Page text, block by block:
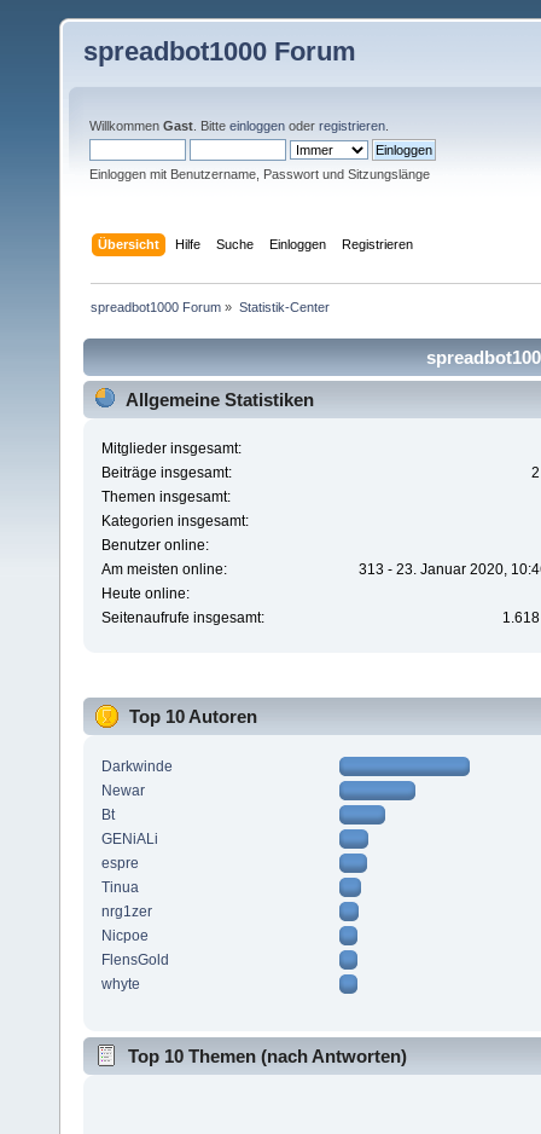
spreadbot1000 Forum
Willkommen Gast . Bitte einloggen oder registrieren
Einloggen mit Benutzername, Passwort und Sitzungslänge
Übersicht Hilfe Suche Einloggen Registrieren
spreadbot1000 Forum » Statistik-Center
Allgemeine Statistiken
Mitglieder insgesamt:
Beiträge insgesamt:
Themen insgesamt:
Kategorien insgesamt:
Benutzer online:
Am meisten online:
313 - 23. Januar 2020,
Heute online:
Seitenaufrufe insgesamt:
Top 10 Autoren
Darkwinde
Newar
Bt
GENiALi
espre
Tinua
nrg1zer
Nicpoe
FlensGold
whyte
Top 10 Themen (nach Antworten)